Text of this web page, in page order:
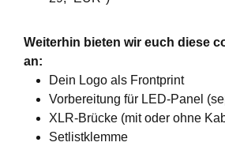
Weiterhin bieten wir euch diese
an:
Dein Logo als Frontprint
Vorbereitung für LED-Panel
XLR-Brücke (mit oder ohne
Setlistklemme